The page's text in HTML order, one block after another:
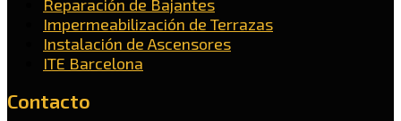
Reparación de Bajantes
Impermeabilización de Terrazas
Instalación de Ascensores
ITE Barcelona
Contacto